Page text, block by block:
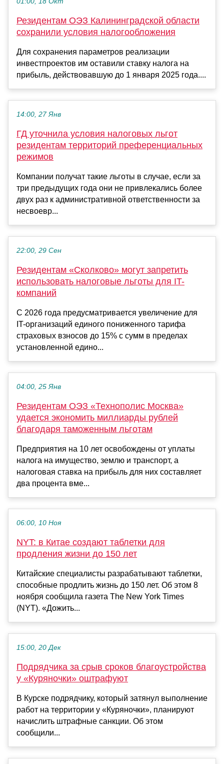
Резидентам ОЭЗ Калининградской области
сохранили условия налогообложения
Для сохранения параметров реализации
инвестпроектов им оставили ставку налога на
прибыль, действовавшую до 1 января 2025 года....
14:00, 27 Янв
ГД уточнила условия налоговых льгот
резидентам территорий преференциальных
режимов
Компании получат такие льготы в случае, если за
три предыдущих года они не привлекались более
двух раз к административной ответственности за
несвоевр...
22:00, 29 Сен
Резидентам «Сколково» могут запретить
использовать налоговые льготы для IT-
компаний
С 2026 года предусматривается увеличение для
IT-организаций единого пониженного тарифа
страховых взносов до 15% с сумм в пределах
установленной едино...
04:00, 25 Янв
Резидентам ОЭЗ «Технополис Москва»
удается экономить миллиарды рублей
благодаря таможенным льготам
Предприятия на 10 лет освобождены от уплаты
налога на имущество, землю и транспорт, а
налоговая ставка на прибыль для них составляет
два процента вме...
06:00, 10 Ноя
NYT: в Китае создают таблетки для
продления жизни до 150 лет
Китайские специалисты разрабатывают таблетки,
способные продлить жизнь до 150 лет. Об этом 8
ноября сообщила газета The New York Times
(NYT). «Дожить...
15:00, 20 Дек
Подрядчика за срыв сроков благоустройства
у «Куряночки» оштрафуют
В Курске подрядчику, который затянул выполнение
работ на территории у «Куряночки», планируют
начислить штрафные санкции. Об этом
сообщили...